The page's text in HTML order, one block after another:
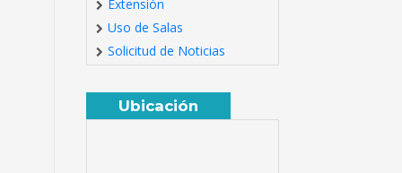
Extensión
Uso de Salas
Solicitud de Noticias
Ubicación